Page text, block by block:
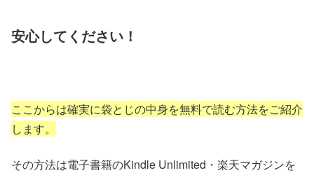
安心してください！
ここからは確実に袋とじの中身を無料で読む方法をご紹介
します。
その方法は電子書籍のKindle Unlimited・楽天マガジンを